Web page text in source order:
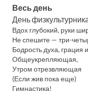
Весь день
День
Вдох глубокий, руки
Не спешите — три-
Бодрость духа, грация
Общеукрепляющая,
Утром отрезвляющая
(Если жив пока еще)
Гимнастика!